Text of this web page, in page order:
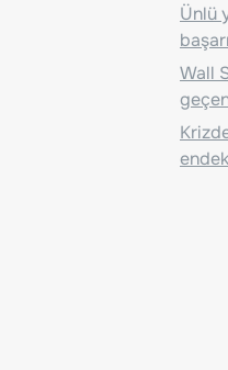
Ünlü
Wall